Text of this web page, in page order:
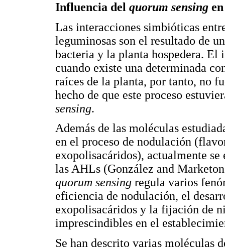
Influencia del quorum sensing
Las interacciones simbióticas
leguminosas son el resultado de
bacteria y la planta hospedera. El
cuando existe una determinada
raíces de la planta, por tanto, no
hecho de que este proceso
sensing.
Además de las moléculas
en el proceso de nodulación
exopolisacáridos), actualmente
las AHLs (González and
quorum sensing regula varios
eficiencia de nodulación, el
exopolisacáridos y la fijación de
imprescindibles en el
Se han descrito varias moléculas